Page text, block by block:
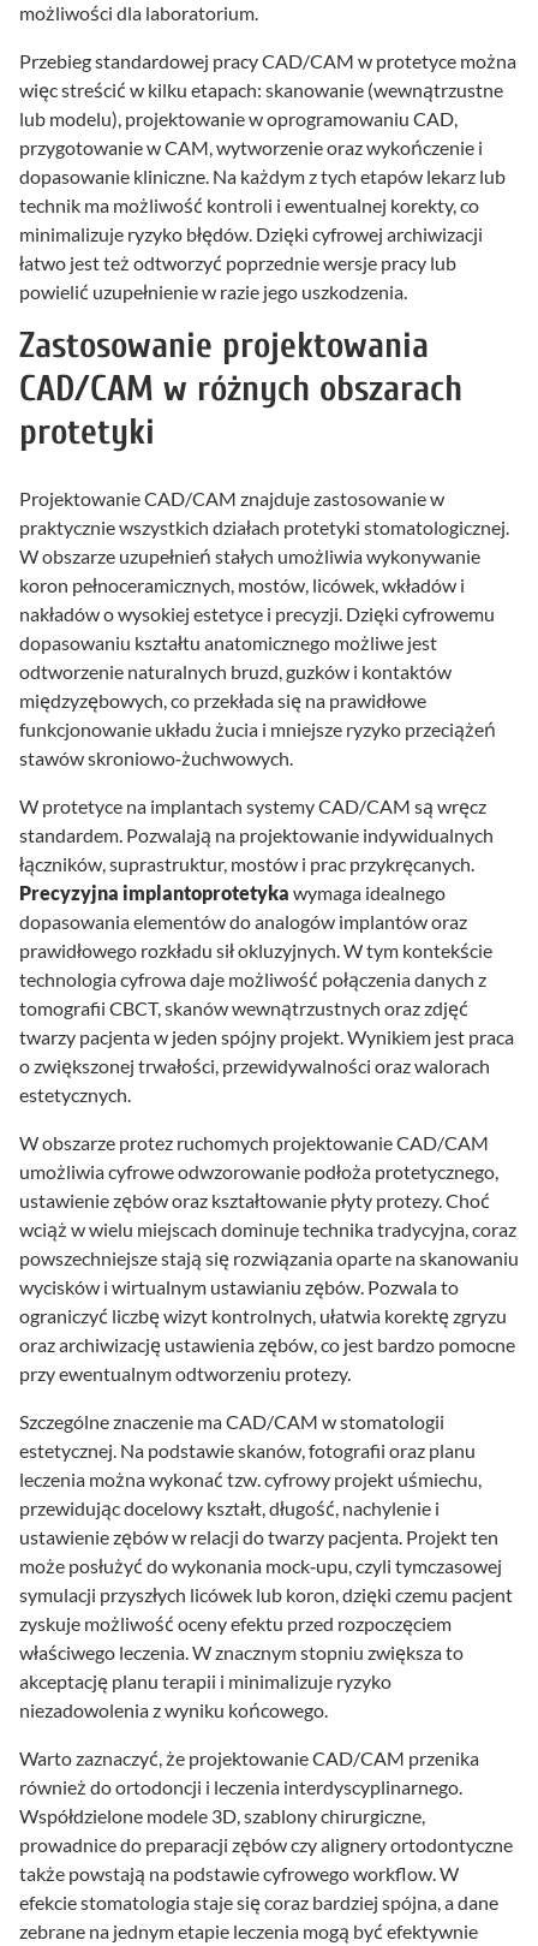
możliwości dla laboratorium.
Przebieg standardowej pracy CAD/CAM w protetyce można
więc streścić w kilku etapach: skanowanie (wewnątrzustne
lub modelu), projektowanie w oprogramowaniu CAD,
przygotowanie w CAM, wytworzenie oraz wykończenie i
dopasowanie kliniczne. Na każdym z tych etapów lekarz lub
technik ma możliwość kontroli i ewentualnej korekty, co
minimalizuje ryzyko błędów. Dzięki cyfrowej archiwizacji
łatwo jest też odtworzyć poprzednie wersje pracy lub
powielić uzupełnienie w razie jego uszkodzenia.
Zastosowanie projektowania
CAD/CAM w różnych obszarach
protetyki
Projektowanie CAD/CAM znajduje zastosowanie w
praktycznie wszystkich działach protetyki stomatologicznej.
W obszarze uzupełnień stałych umożliwia wykonywanie
koron pełnoceramicznych, mostów, licówek, wkładów i
nakładów o wysokiej estetyce i precyzji. Dzięki cyfrowemu
dopasowaniu kształtu anatomicznego możliwe jest
odtworzenie naturalnych bruzd, guzków i kontaktów
międzyzębowych, co przekłada się na prawidłowe
funkcjonowanie układu żucia i mniejsze ryzyko przeciążeń
stawów skroniowo‑żuchwowych.
W protetyce na implantach systemy CAD/CAM są wręcz
standardem. Pozwalają na projektowanie indywidualnych
łączników, suprastruktur, mostów i prac przykręcanych.
Precyzyjna implantoprotetyka wymaga idealnego
dopasowania elementów do analogów implantów oraz
prawidłowego rozkładu sił okluzyjnych. W tym kontekście
technologia cyfrowa daje możliwość połączenia danych z
tomografii CBCT, skanów wewnątrzustnych oraz zdjęć
twarzy pacjenta w jeden spójny projekt. Wynikiem jest praca
o zwiększonej trwałości, przewidywalności oraz walorach
estetycznych.
W obszarze protez ruchomych projektowanie CAD/CAM
umożliwia cyfrowe odwzorowanie podłoża protetycznego,
ustawienie zębów oraz kształtowanie płyty protezy. Choć
wciąż w wielu miejscach dominuje technika tradycyjna, coraz
powszechniejsze stają się rozwiązania oparte na skanowaniu
wycisków i wirtualnym ustawianiu zębów. Pozwala to
ograniczyć liczbę wizyt kontrolnych, ułatwia korektę zgryzu
oraz archiwizację ustawienia zębów, co jest bardzo pomocne
przy ewentualnym odtworzeniu protezy.
Szczególne znaczenie ma CAD/CAM w stomatologii
estetycznej. Na podstawie skanów, fotografii oraz planu
leczenia można wykonać tzw. cyfrowy projekt uśmiechu,
przewidując docelowy kształt, długość, nachylenie i
ustawienie zębów w relacji do twarzy pacjenta. Projekt ten
może posłużyć do wykonania mock‑upu, czyli tymczasowej
symulacji przyszłych licówek lub koron, dzięki czemu pacjent
zyskuje możliwość oceny efektu przed rozpoczęciem
właściwego leczenia. W znacznym stopniu zwiększa to
akceptację planu terapii i minimalizuje ryzyko
niezadowolenia z wyniku końcowego.
Warto zaznaczyć, że projektowanie CAD/CAM przenika
również do ortodoncji i leczenia interdyscyplinarnego.
Współdzielone modele 3D, szablony chirurgiczne,
prowadnice do preparacji zębów czy alignery ortodontyczne
także powstają na podstawie cyfrowego workflow. W
efekcie stomatologia staje się coraz bardziej spójna, a dane
zebrane na jednym etapie leczenia mogą być efektywnie